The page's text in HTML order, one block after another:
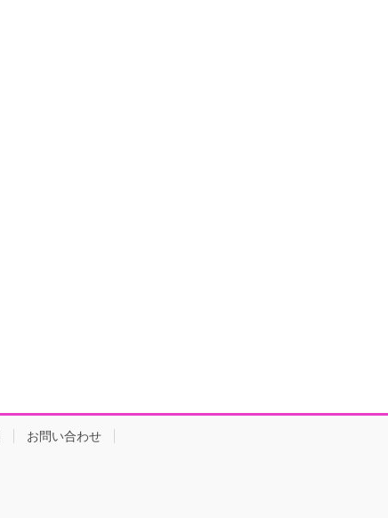
お問い合わせ